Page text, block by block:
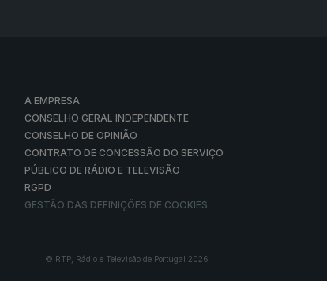
A EMPRESA
CONSELHO GERAL INDEPENDENTE
CONSELHO DE OPINIÃO
CONTRATO DE CONCESSÃO DO SERVIÇO
PÚBLICO DE RÁDIO E TELEVISÃO
RGPD
GESTÃO DAS DEFINIÇÕES DE COOKIES
© RTP, Rádio e Televisão de Portugal 2026